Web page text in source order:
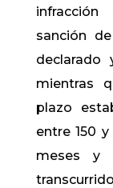
infracción
sanción
mientras
plazo
entre 150
meses y